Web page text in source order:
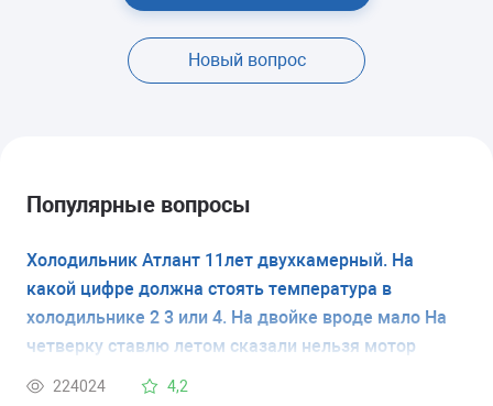
Новый вопрос
Популярные вопросы
Холодильник Атлант 11лет двухкамерный. На
какой цифре должна стоять температура в
холодильнике 2 3 или 4. На двойке вроде мало На
четверку ставлю летом сказали нельзя мотор
испортится
224024 4,2